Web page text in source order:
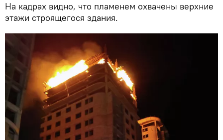
На кадрах видно, что пламенем охвачены верхние
этажи строящегося здания.